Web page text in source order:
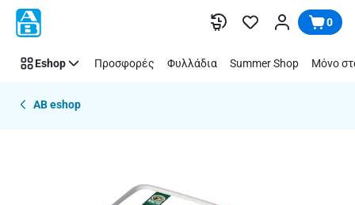
Παράλειψη 0
Eshop Προσφορές Φυλλάδια Summer Shop Μόνο
AB eshop